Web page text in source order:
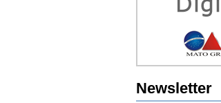
Newsletter